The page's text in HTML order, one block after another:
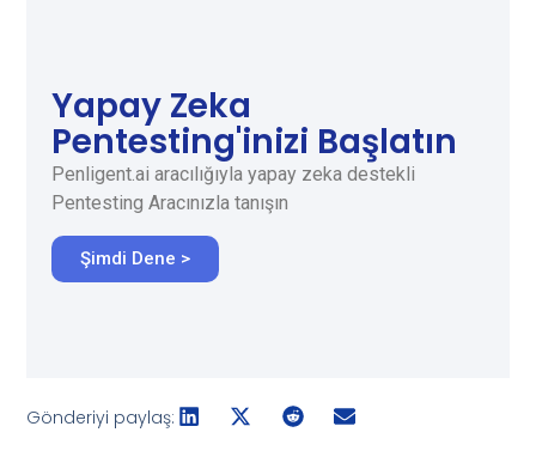
Yapay Zeka
Pentesting'inizi Başlatın
Penligent.ai aracılığıyla yapay zeka destekli
Pentesting Aracınızla tanışın
Şimdi Dene >
Gönderiyi paylaş: